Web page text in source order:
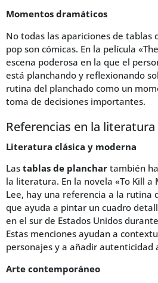
Momentos dramáticos
No todas las apariciones de tablas
pop son cómicas. En la película
escena poderosa en la que el
está planchando y reflexionando
rutina del planchado como un
toma de decisiones importantes.
Referencias en la
Literatura clásica y moderna
Las tablas de planchar también
la literatura. En la novela «To Kill a
Lee, hay una referencia a la rutina
que ayuda a pintar un cuadro
en el sur de Estados Unidos
Estas menciones ayudan a
personajes y a añadir autenticidad
Arte contemporáneo